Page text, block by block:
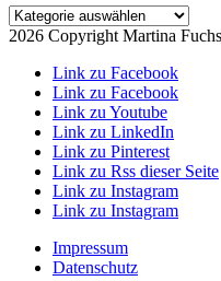
Kategorien
2026 Copyright Martina
Link zu Facebook
Link zu Facebook
Link zu Youtube
Link zu LinkedIn
Link zu Pinterest
Link zu Rss dieser Seite
Link zu Instagram
Link zu Instagram
Impressum
Datenschutz